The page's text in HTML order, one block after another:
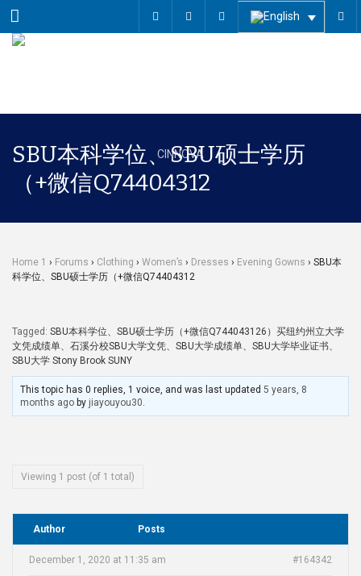
Menu
SBU本科学位、SBU硕士学历
（+微信Q74404312
Home 1 › Forums › Clothing › Women’s › Dresses › Evening Gowns › SBU本
科学位、SBU硕士学历（+微信Q74404312
Tagged: SBU本科学位、SBU硕士学历（+微信Q744043126）买纽约州立大学
文凭成绩单、石溪分校SBU大学文凭、SBU大学成绩单、SBU大学毕业证书、
SBU大学 Stony Brook SUNY
This topic has 0 replies, 1 voice, and was last updated5 years, 8
months ago by jiayouyou30.
Viewing 1 post (of 1 total)
Author Posts
December 1, 2020 at 11:35 am #164342